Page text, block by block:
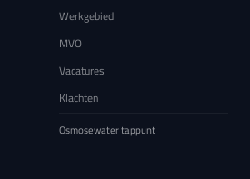
Werkgebied
MVO
Vacatures
Klachten
Osmosewater tappunt